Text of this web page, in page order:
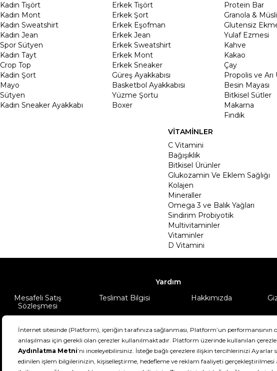
Kadın Tişört
Kadın Mont
Kadın Sweatshirt
Kadın Jean
Spor Sütyen
Kadın Tayt
Crop Top
Kadin Şort
Mayo
Sütyen
Kadın Sneaker Ayakkabı
Erkek Tişört
Erkek Şort
Erkek Eşofman
Erkek Jean
Erkek Sweatshirt
Erkek Mont
Erkek Sneaker
Güreş Ayakkabısı
Basketbol Ayakkabısı
Yüzme Şortu
Boxer
Protein Bar
Granola & Müsli
Glutensiz
Yulaf Ezmesi
Kahve
Kakao
Çay
Propolis ve Arı
Besin Mayası
Bitkisel Sütler
Makarna
Fındık
VİTAMİNLER
C Vitamini
Bağışıklık
Bitkisel Ürünler
Glukozamin Ve Eklem Sağlığı
Kolajen
Mineraller
Omega 3 ve Balık Yağları
Sindirim Probiyotik
Multivitaminler
Vitaminler
D Vitamini
Yardım
Mesafeli Satış
Sözleşmesi
Teslimat Bilgisi Hakkımızda